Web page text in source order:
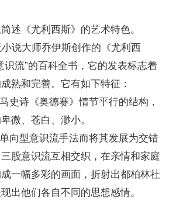
《尤利西斯》的艺术特色。
大师乔伊斯创作的《尤利西
识流”的百科全书，它的发表标志着
熟和完善。它有如下特征：
诗《奥德赛》情节平行的结构，
微、苍白、渺小。
型意识流手法而将其发展为交错
股意识流互相交织，在亲情和家庭
一幅多彩的画面，折射出都柏林社
出他们各自不同的思想感情。